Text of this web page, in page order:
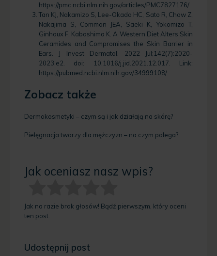
https://pmc.ncbi.nlm.nih.gov/articles/PMC7827176/
Tan KJ, Nakamizo S, Lee-Okada HC, Sato R, Chow Z,
Nakajima S, Common JEA, Saeki K, Yokomizo T,
Ginhoux F, Kabashima K. A Western Diet Alters Skin
Ceramides and Compromises the Skin Barrier in
Ears. J Invest Dermatol. 2022 Jul;142(7):2020-
2023.e2. doi: 10.1016/j.jid.2021.12.017. Link:
https://pubmed.ncbi.nlm.nih.gov/34999108/
Zobacz także
Dermokosmetyki – czym są i jak działają na skórę?
Pielęgnacja twarzy dla mężczyzn – na czym polega?
Jak oceniasz nasz wpis?
Jak na razie brak głosów! Bądź pierwszym, który oceni
ten post.
Udostępnij post